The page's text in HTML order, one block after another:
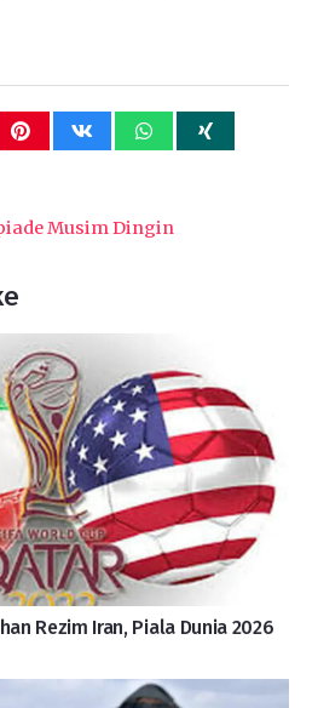
Musim Dingin
Rezim Iran, Piala Dunia 2026